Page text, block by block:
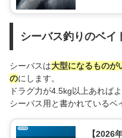
シーバス釣りのベイ
シーバスは大型になるものが
のにします。
ドラグ力が4.5kg以上あればよ
シーバス用と書かれているベ
【2026